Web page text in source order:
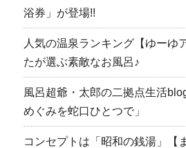
浴券」が登場!!
人気の温泉ランキング【ゆーゆ
たが選ぶ素敵なお風呂♪
風呂超爺・太郎の二拠点生活
めぐみを蛇口ひとつで」
コンセプトは「昭和の銭湯」【